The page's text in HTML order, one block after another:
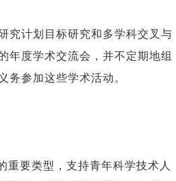
计划目标研究和多学科交叉与
年度学术交流会，并不定期地组
务参加这些学术活动。
重要类型，支持青年科学技术人